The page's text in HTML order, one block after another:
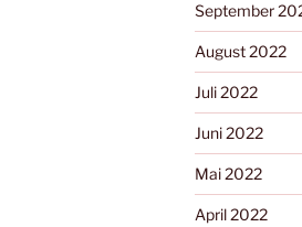
September
August 2022
Juli 2022
Juni 2022
Mai 2022
April 2022